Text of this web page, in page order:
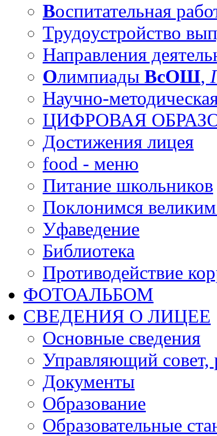
Воспитательная
Трудоустройство
Направления
Олимпиады ВсОШ,
Научно-
ЦИФРОВАЯ
Достижения лицея
food - меню
Питание школьников
Поклонимся
Уфаведение
Библиотека
Противодействие
ФОТОАЛЬБОМ
СВЕДЕНИЯ О ЛИЦЕЕ
Основные сведения
Управляющий совет,
Документы
Образование
Образовательные